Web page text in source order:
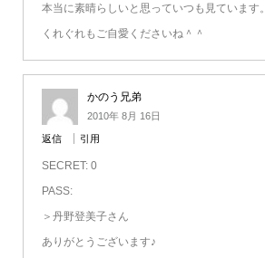
本当に素晴らしいと思っていつも見ています。
くれぐれもご自愛くださいね＾＾
かのう兄弟
2010年 8月 16日
返信 引用
SECRET: 0
PASS:
＞丹野登美子さん
ありがとうございます♪